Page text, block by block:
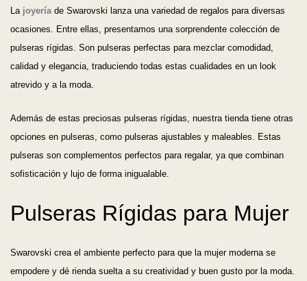
La joyería de Swarovski lanza una variedad de regalos para diversas
ocasiones. Entre ellas, presentamos una sorprendente colección de
pulseras rígidas. Son pulseras perfectas para mezclar comodidad,
calidad y elegancia, traduciendo todas estas cualidades en un look
atrevido y a la moda.
Además de estas preciosas pulseras rígidas, nuestra tienda tiene otras
opciones en pulseras, como pulseras ajustables y maleables. Estas
pulseras son complementos perfectos para regalar, ya que combinan
sofisticación y lujo de forma inigualable.
Pulseras Rígidas para Mujer
Swarovski crea el ambiente perfecto para que la mujer moderna se
empodere y dé rienda suelta a su creatividad y buen gusto por la moda.